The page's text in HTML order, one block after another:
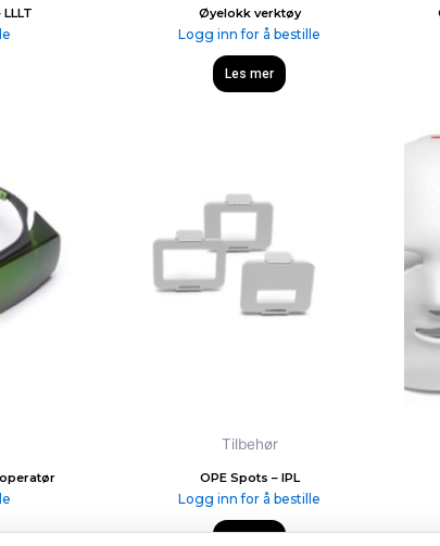
Øyelokk verktøy
Logg inn for å bestille
Les mer
Tilbehør
OPE Spots – IPL
Logg inn for å bestille